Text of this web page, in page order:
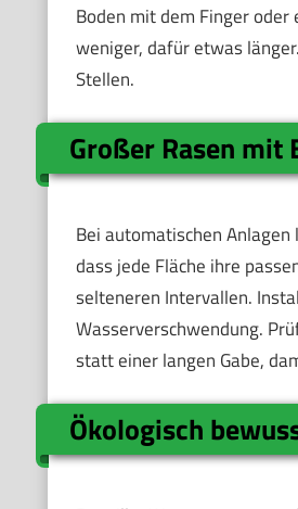
Boden mit dem Finger
weniger, dafür etwas
Stellen.
Großer Rasen mit
Bei automatischen
dass jede Fläche ihre
selteneren Intervallen.
Wasserverschwendung.
statt einer langen Gabe,
Ökologisch